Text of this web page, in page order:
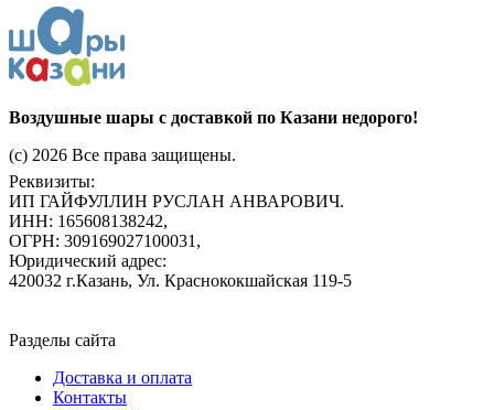
Воздушные шары с доставкой по Казани недорого!
(c) 2026 Все права защищены.
Реквизиты:
ИП ГАЙФУЛЛИН РУСЛАН АНВАРОВИЧ.
ИНН: 165608138242,
ОГРН: 309169027100031,
Юридический адрес:
420032 г.Казань, Ул. Краснококшайская 119-5
Разделы сайта
Доставка и оплата
Контакты